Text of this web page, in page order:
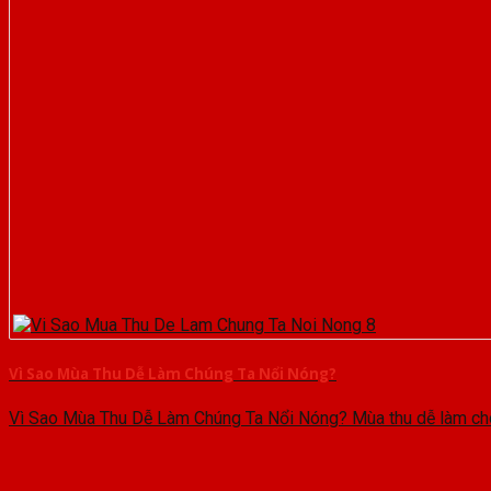
Vì Sao Mùa Thu Dễ Làm Chúng Ta Nổi Nóng?
Vì Sao Mùa Thu Dễ Làm Chúng Ta Nổi Nóng? Mùa thu dễ làm